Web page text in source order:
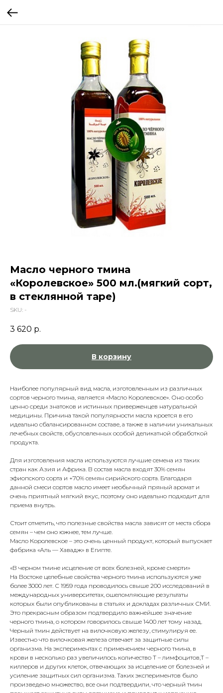
Масло черного тмина
«Королевское» 500 мл.(мягкий сорт,
в стеклянной таре)
SKU: -
3 620 р.
В корзину
Наиболее популярный вид масла, изготовленным из различных
сортов черного тмина, является «Масло Королевское». Оно особо
ценно среди знатоков и истинных приверженцев натуральной
медицины. Причина такой популярности масла кроется в его
идеально сбалансированном составе, а также в наличии уникальных
лечебных свойств, обусловленных особой деликатной обработкой
продукта.
Для изготовления масла используются лучшие семена из таких
стран как Азия и Африка. В состав масла входят 30% семян
эфиопского сорта и +70% семян сирийского сорта. Благодаря
данной смеси сортов масло имеет необычный пряный аромат и
очень приятный мягкий вкус, поэтому оно идеально подходит для
приема внутрь.
Стоит отметить, что полезные свойства масла зависят от места сбора
семян – чем оно южнее, тем лучше.
Масло Королевское – это очень ценный продукт, который выпускает
фабрика «Аль — Хавадж» в Египте.
«В черном тмине исцеление от всех болезней, кроме смерти»
На Востоке целебные свойства черного тмина используются уже
более 3000 лет. С 1959 года проводилось свыше 200 исследований в
международных университетах, ошеломляющие результаты
которых были опубликованы в статьях и докладах различных СМИ.
Это прекрасным образом подтвердило важнейшее значение
черного тмина, о котором говорилось свыше 1400 лет тому назад.
Черный тмин действует на вилочковую железу, стимулируя ее.
Известно что вилочковая железа отвечает за защитные силы
организма. На экспериментах с применением черного тмина, в
крови в несколько раз увеличилось количество Т – лимфоцитов,Т –
киллеров и других клеток, отвечающих за исцеление от болезней и
усиление защитных сил организма. Таких экспериментов было
произведено множество, все они подтвердили, что черный тмин